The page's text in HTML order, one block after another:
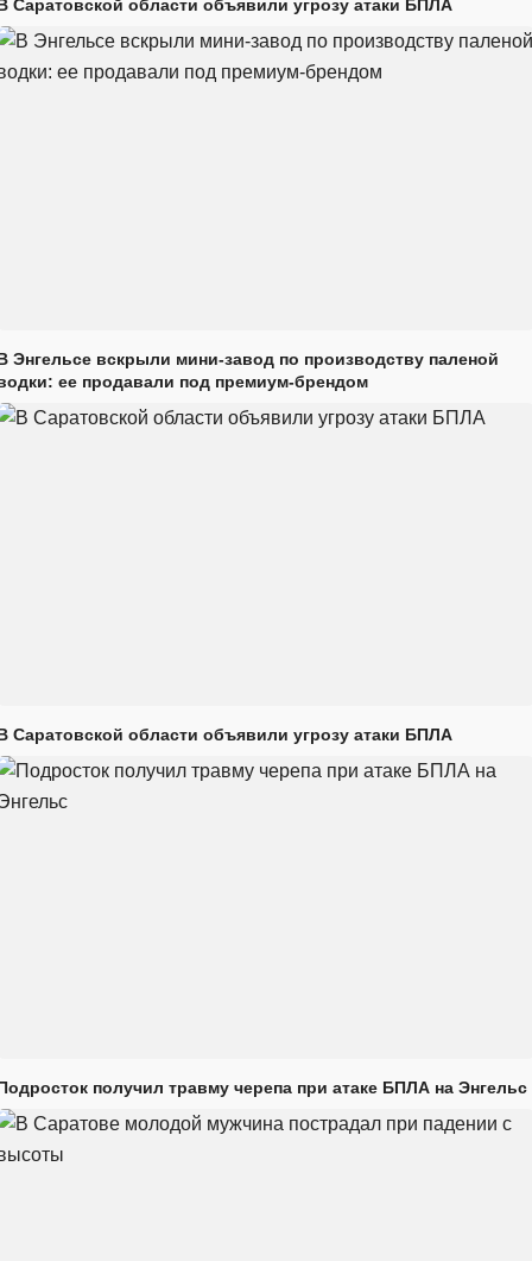
Саратовской области объявили угрозу атаки БПЛА
Энгельсе вскрыли мини-завод по производству паленой
ее продавали под премиум-брендом
Саратовской области объявили угрозу атаки БПЛА
получил травму черепа при атаке БПЛА на Энгельс